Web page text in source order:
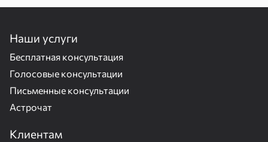
Наши услуги
Бесплатная консультация
Голосовые консультации
Письменные консультации
Астрочат
Клиентам